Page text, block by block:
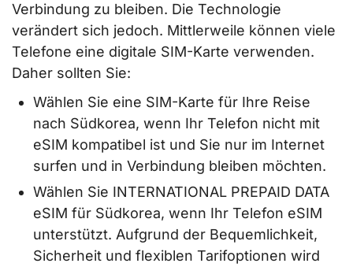
Verbindung zu bleiben. Die Technologie
verändert sich jedoch. Mittlerweile können viele
Telefone eine digitale SIM-Karte verwenden.
Daher sollten Sie:
Wählen Sie eine SIM-Karte für Ihre Reise
nach Südkorea, wenn Ihr Telefon nicht mit
eSIM kompatibel ist und Sie nur im Internet
surfen und in Verbindung bleiben möchten.
Wählen Sie INTERNATIONAL PREPAID DATA
eSIM für Südkorea, wenn Ihr Telefon eSIM
unterstützt. Aufgrund der Bequemlichkeit,
Sicherheit und flexiblen Tarifoptionen wird